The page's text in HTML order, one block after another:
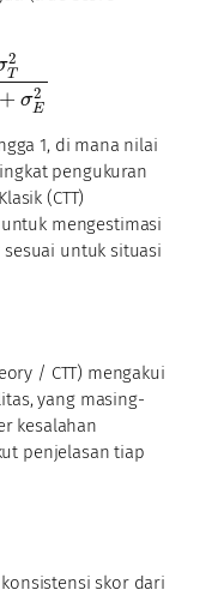
2
T
+ σ2
E
1, di mana nilai
pengukuran
(CTT)
mengestimasi
untuk situasi
/ CTT) mengakui
yang masing-
kesalahan
penjelasan tiap
skor dari